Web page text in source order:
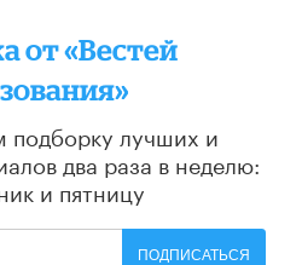
от «Вестей
подборку лучших и
два раза в неделю:
и пятницу
ПОДПИСАТЬСЯ